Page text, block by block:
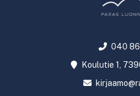
040
Koulutie 1,